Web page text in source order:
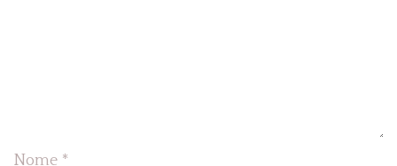
Nome *